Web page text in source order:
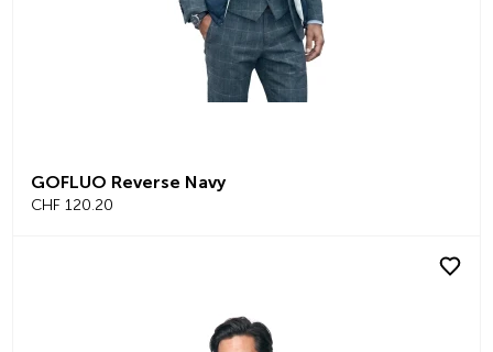
GOFLUO Reverse Navy
CHF 120.20